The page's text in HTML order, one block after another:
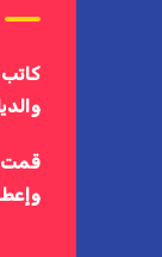
قمت